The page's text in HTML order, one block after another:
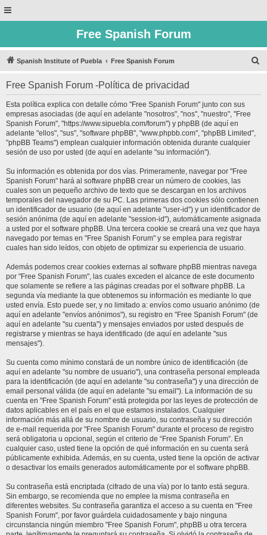
Free Spanish Forum
Spanish Institute of Puebla Free Spanish Forum
Free Spanish Forum -Política de privacidad
Esta política explica con detalle cómo "Free Spanish Forum" junto con sus
empresas asociadas (de aquí en adelante "nosotros", "nos", "nuestro", "Free
Spanish Forum", "https://www.sipuebla.com/forum") y phpBB (de aquí en
adelante "ellos", "sus", "software phpBB", "www.phpbb.com", "phpBB Limited",
"phpBB Teams") emplean cualquier información obtenida durante cualquier
sesión de uso por usted (de aquí en adelante "su información").
Su información es obtenida por dos vías. Primeramente, navegar por "Free
Spanish Forum" hará al software phpBB crear un número de cookies, las
cuales son un pequeño archivo de texto que se descargan en los archivos
temporales del navegador de su PC. Las primeras dos cookies sólo contienen
un identificador de usuario (de aquí en adelante "user-id") y un identificador de
sesión anónima (de aquí en adelante "session-id"), automáticamente asignada
a usted por el software phpBB. Una tercera cookie se creará una vez que haya
navegado por temas en "Free Spanish Forum" y se emplea para registrar
cuales han sido leídos, con objeto de optimizar su experiencia de usuario.
Además podemos crear cookies externas al software phpBB mientras navega
por "Free Spanish Forum", las cuales exceden el alcance de este documento
que solamente se refiere a las páginas creadas por el software phpBB. La
segunda vía mediante la que obtenemos su información es mediante lo que
usted envía. Esto puede ser, y no limitado a: envíos como usuario anónimo (de
aquí en adelante "envíos anónimos"), su registro en "Free Spanish Forum" (de
aquí en adelante "su cuenta") y mensajes enviados por usted después de
registrarse y mientras se haya identificado (de aquí en adelante "sus
mensajes").
Su cuenta como mínimo constará de un nombre único de identificación (de
aquí en adelante "su nombre de usuario"), una contraseña personal empleada
para la identificación (de aquí en adelante "su contraseña") y una dirección de
email personal válida (de aquí en adelante "su email"). La información de su
cuenta en "Free Spanish Forum" está protegida por las leyes de protección de
datos aplicables en el país en el que estamos instalados. Cualquier
información más allá de su nombre de usuario, su contraseña y su dirección
de e-mail requerida por "Free Spanish Forum" durante el proceso de registro
será obligatoria u opcional, según el criterio de “Free Spanish Forum”. En
cualquier caso, usted tiene la opción de qué información en su cuenta será
públicamente exhibida. Además, en su cuenta, usted tiene la opción de activar
o desactivar los emails generados automáticamente por el software phpBB.
Su contraseña está encriptada (cifrado de una vía) por lo tanto está segura.
Sin embargo, se recomienda que no emplee la misma contraseña en
diferentes websites. Su contraseña garantiza el acceso a su cuenta en "Free
Spanish Forum", por favor guárdela cuidadosamente y bajo ninguna
circunstancia ningún miembro "Free Spanish Forum", phpBB u otra tercera